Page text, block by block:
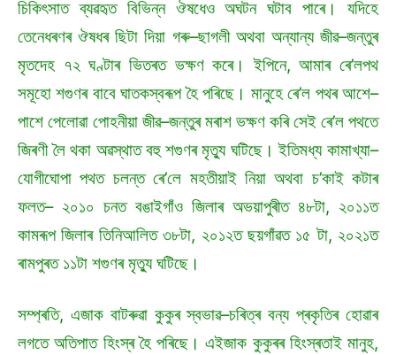
চিকিৎসাত ব্যৱহৃত বিভিন্ন ঔষধেও অঘটন ঘটাব পাৰে। যদিহে
তেনেধৰণৰ ঔষধৰ ছিটা দিয়া গৰু–ছাগলী অথবা অন্যান্য জীৱ–জন্তুৰ
মৃতদেহ ৭২ ঘণ্টাৰ ভিতৰত ভক্ষণ কৰে। ইপিনে, আমাৰ ৰে’লপথ
সমূহো শগুণৰ বাবে ঘাতকস্বৰূপ হৈ পৰিছে। মানুহে ৰে’ল পথৰ আশে–
পাশে পেলোৱা পোহনীয়া জীৱ–জন্তুৰ মৰাশ ভক্ষণ কৰি সেই ৰে’ল পথতে
জিৰণী লৈ থকা অৱস্থাত বহু শগুণৰ মৃত্যু ঘটিছে। ইতিমধ্য কামাখ্যা–
যোগীঘোপা পথত চলন্ত ৰে’লে মহতীয়াই নিয়া অথবা চ’কাই কটাৰ
ফলত– ২০১০ চনত বঙাইগাঁও জিলাৰ অভয়াপুৰীত ৪৮টা, ২০১১ত
কামৰূপ জিলাৰ তিনিআলিত ৩৮টা, ২০১২ত ছয়গাঁৱত ১৫ টা, ২০২১ত
ৰামপুৰত ১১টা শগুণৰ মৃত্যু ঘটিছে।
সম্প্ৰতি, এজাক বাটৰুৱা কুকুৰ স্বভাৱ–চৰিত্ৰ বন্য প্ৰকৃতিৰ হোৱাৰ
লগতে অতিপাত হিংস্ৰ হৈ পৰিছে। এইজাক কুকুৰৰ হিংস্ৰতাই মানুহ,